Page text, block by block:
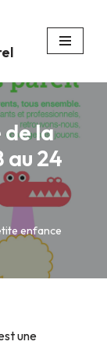
la
au 24
enfance
une